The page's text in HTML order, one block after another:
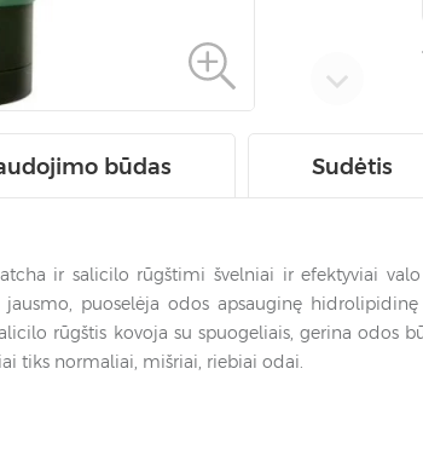
būdas Sudėtis
ir salicilo rūgštimi švelniai ir efektyviai
puoselėja odos apsauginę
rūgštis kovoja su spuogeliais, gerina odos
tiks normaliai, mišriai, riebiai odai.